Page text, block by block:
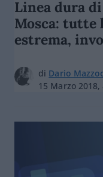
Linea dura
Mosca: tutte
estrema,
di Dario
15 Marzo 2018,